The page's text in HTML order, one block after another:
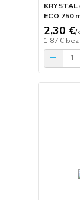
ECO 750
2,30 €/
1,87 € bez